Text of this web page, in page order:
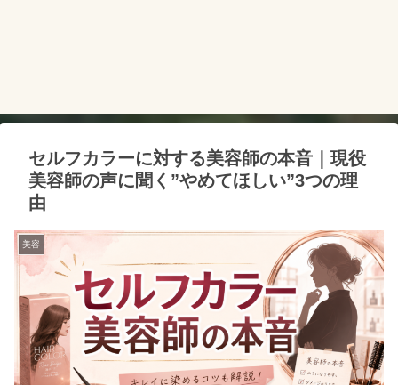
セルフカラーに対する美容師の本音｜現役
美容師の声に聞く”やめてほしい”3つの理
由
美容